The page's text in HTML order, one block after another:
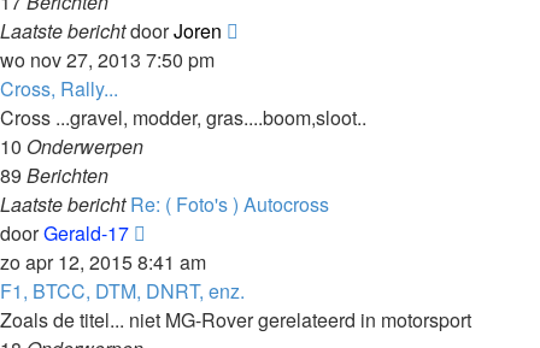
Laatste berichtdoorJoren
wo nov 27, 2013 7:50 pm
Cross, Rally...
Cross ...gravel, modder, gras....boom,sloot..
10 Onderwerpen
89 Berichten
Laatste bericht Re: ( Foto's ) Autocross
doorGerald-17
laatste
bericht
zo apr 12, 2015 8:41 am
F1, BTCC, DTM, DNRT, enz.
Zoals de titel... niet MG-Rover gerelateerd in motorsport